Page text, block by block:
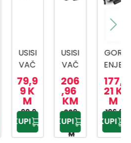
USISI
VAČ
VC-
1610
79,9
9 K
M
99,9
9 KM
KUPI
USISI
VAČ
VCC
5424
WI
206
,96
KM
229,
95 K
M
KUPI
GOR
ENJE
USISI
VAČ
VC
1821
PSW
BU
177,
21 K
M
196,9
0 KM
KUPI